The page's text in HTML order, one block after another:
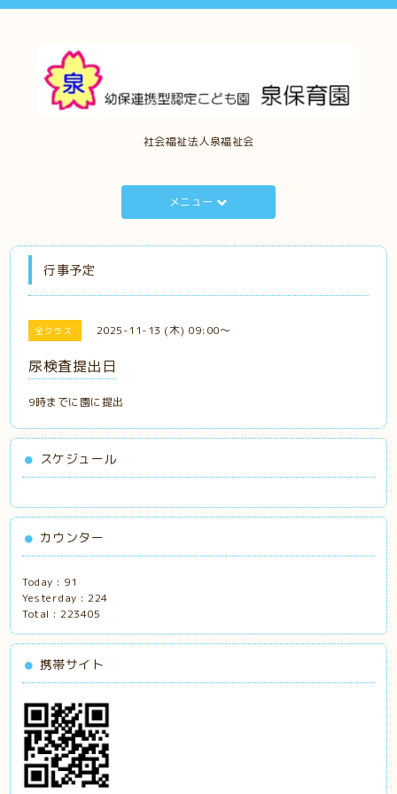
社会福祉法人泉福祉会
メニュー
行事予定
全クラス 2025-11-13 (木) 09:00～
尿検査提出日
9時までに園に提出
スケジュール
カウンター
Today : 91
Yesterday :224
Total :223405
携帯サイト